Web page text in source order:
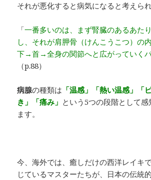
それが悪化すると病気になると考えられ
「一番多いのは、まず腎臓のあるあた
し、それが肩胛骨（けんこうこつ）
下→首→全身の関節へと広がっていくパ
（p.88）
病腺の種類は 「温感」「熱い温感」「
き」「痛み」 という5つの段階として
ます。
今、海外では、癒しだけの西洋レイキ
じているマスターたちが、日本の伝統